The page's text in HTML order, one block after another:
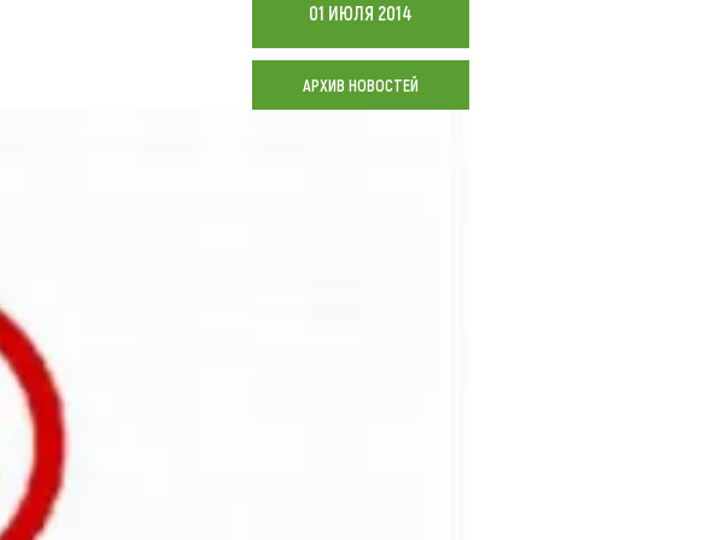
Блог путешественника
01 ИЮЛЯ 2014
АРХИВ НОВОСТЕЙ